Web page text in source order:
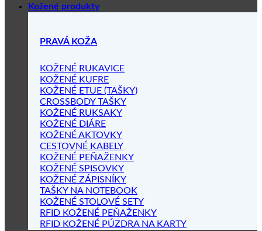
Kožené produkty
PRAVÁ KOŽA
KOŽENÉ RUKAVICE
KOŽENÉ KUFRE
KOŽENÉ ETUE (TAŠKY)
CROSSBODY TAŠKY
KOŽENÉ RUKSAKY
KOŽENÉ DIÁRE
KOŽENÉ AKTOVKY
CESTOVNÉ KABELY
KOŽENÉ PEŇAŽENKY
KOŽENÉ SPISOVKY
KOŽENÉ ZÁPISNÍKY
TAŠKY NA NOTEBOOK
KOŽENÉ STOLOVÉ SETY
RFID KOŽENÉ PEŇAŽENKY
RFID KOŽENÉ PÚZDRA NA KARTY